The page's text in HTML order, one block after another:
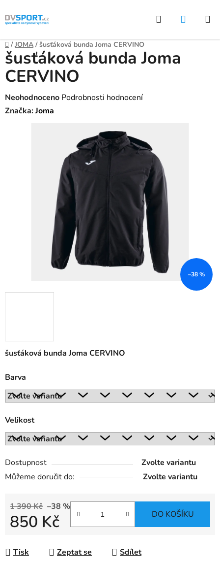
Přejít
na
Hledat
Domů
/ JOMA / šusťáková bunda Joma CERVINO
šusťáková bunda Joma CERVINO
Barva
Velikost
Dostupnost
Zvolte variantu
Můžeme doručit do:
Zvolte variantu
1 390 Kč –38 %
850 Kč DO KOŠÍKU
Tisk Zeptat se Sdílet
šusťáková bunda Joma
CERVINO
Průměrné
hodnocení
Neohodnoceno Podrobnosti hodnocení
Značka:Joma
–38 %